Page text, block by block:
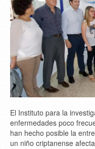
El Instituto para la
enfermedades poco
han hecho posible la
un niño criptanense